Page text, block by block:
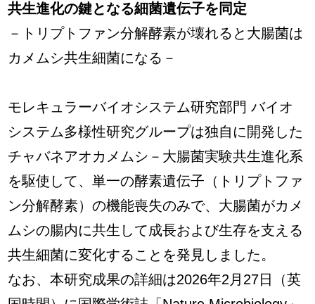
共生進化の鍵となる細菌遺伝子を同定
－トリプトファン分解酵素が壊れると大腸菌は
カメムシ共生細菌になる－
モレキュラーバイオシステム研究部門 バイオ
システム多様性研究グループは独自に開発した
チャバネアオカメムシ－大腸菌実験共生進化系
を駆使して、単一の酵素遺伝子（トリプトファ
ン分解酵素）の機能喪失のみで、大腸菌がカメ
ムシの腸内に共生して成長および生存を支える
共生細菌に変化することを発見しました。
なお、本研究成果の詳細は2026年2月27日（英